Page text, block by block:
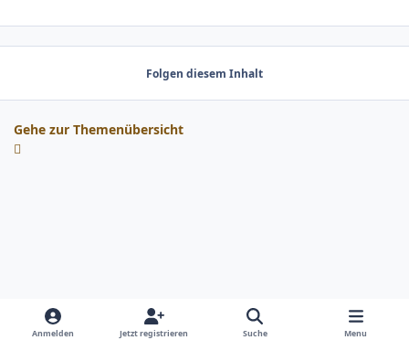
Folgen diesem Inhalt
Gehe zur Themenübersicht
Anmelden Jetzt registrieren Suche Menu